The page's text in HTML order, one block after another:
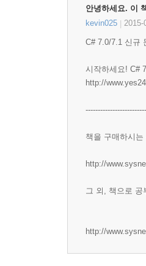
__3.2 형변환
____3.2.1 암시적
____3.2.2 명시적
____3.3.1 예약어,
____3.3.2 식별자
____3.3.4.1 2가
____3.3.4.3 참조
____3.3.5 상수
__3.4 배열
안녕하세요. 이
kevin025
2015-
C# 7.0/7.1 신규
시작하세요! C#
http://
책을 구매하시
http://
그 외, 책으로 공
http://